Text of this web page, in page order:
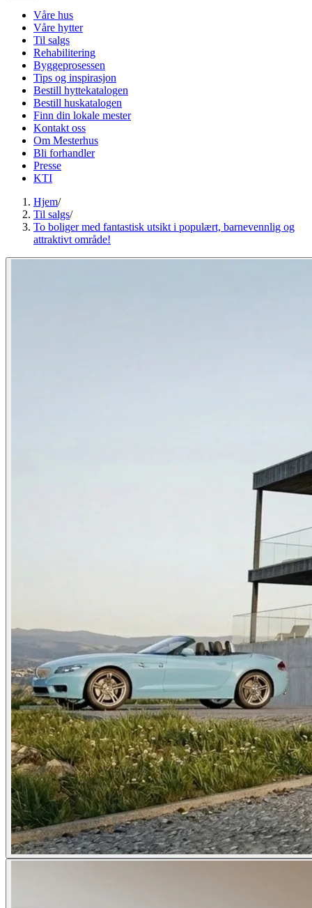
Våre hus
Våre hytter
Til salgs
Rehabilitering
Byggeprosessen
Tips og inspirasjon
Bestill hyttekatalogen
Bestill huskatalogen
Finn din lokale mester
Kontakt oss
Om Mesterhus
Bli forhandler
Presse
KTI
Hjem/
Til salgs/
To boliger med fantastisk utsikt i populært, barnevennlig og
attraktivt område!